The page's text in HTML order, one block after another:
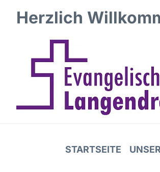
Herzlich
STARTSEITE